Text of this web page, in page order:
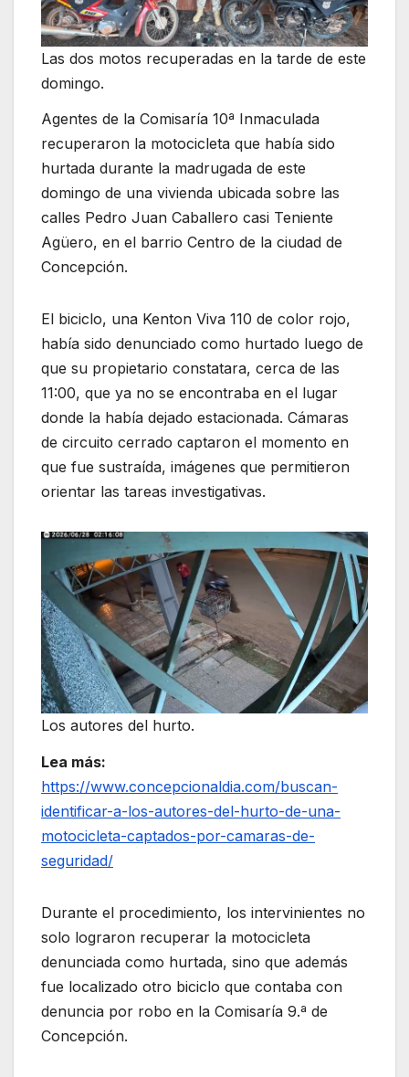
Las dos motos recuperadas en la tarde de este
domingo.
Agentes de la Comisaría 10ª Inmaculada
recuperaron la motocicleta que había sido
hurtada durante la madrugada de este
domingo de una vivienda ubicada sobre las
calles Pedro Juan Caballero casi Teniente
Agüero, en el barrio Centro de la ciudad de
Concepción.
El biciclo, una Kenton Viva 110 de color rojo,
había sido denunciado como hurtado luego de
que su propietario constatara, cerca de las
11:00, que ya no se encontraba en el lugar
donde la había dejado estacionada. Cámaras
de circuito cerrado captaron el momento en
que fue sustraída, imágenes que permitieron
orientar las tareas investigativas.
Los autores del hurto.
Lea más:
https://www.concepcionaldia.com/buscan-
identificar-a-los-autores-del-hurto-de-una-
motocicleta-captados-por-camaras-de-
seguridad/
Durante el procedimiento, los intervinientes no
solo lograron recuperar la motocicleta
denunciada como hurtada, sino que además
fue localizado otro biciclo que contaba con
denuncia por robo en la Comisaría 9.ª de
Concepción.